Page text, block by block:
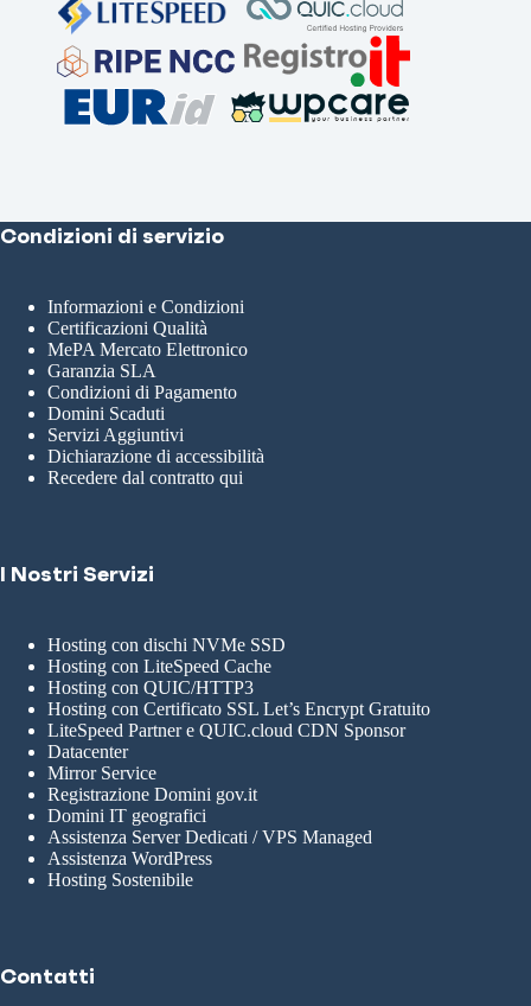
Condizioni di servizio
Informazioni e Condizioni
Certificazioni Qualità
MePA Mercato Elettronico
Garanzia SLA
Condizioni di Pagamento
Domini Scaduti
Servizi Aggiuntivi
Dichiarazione di accessibilità
Recedere dal contratto qui
I Nostri Servizi
Hosting con dischi NVMe SSD
Hosting con LiteSpeed Cache
Hosting con QUIC/HTTP3
Hosting con Certificato SSL Let’s Encrypt Gratuito
LiteSpeed Partner e QUIC.cloud CDN Sponsor
Datacenter
Mirror Service
Registrazione Domini gov.it
Domini IT geografici
Assistenza Server Dedicati / VPS Managed
Assistenza WordPress
Hosting Sostenibile
Contatti